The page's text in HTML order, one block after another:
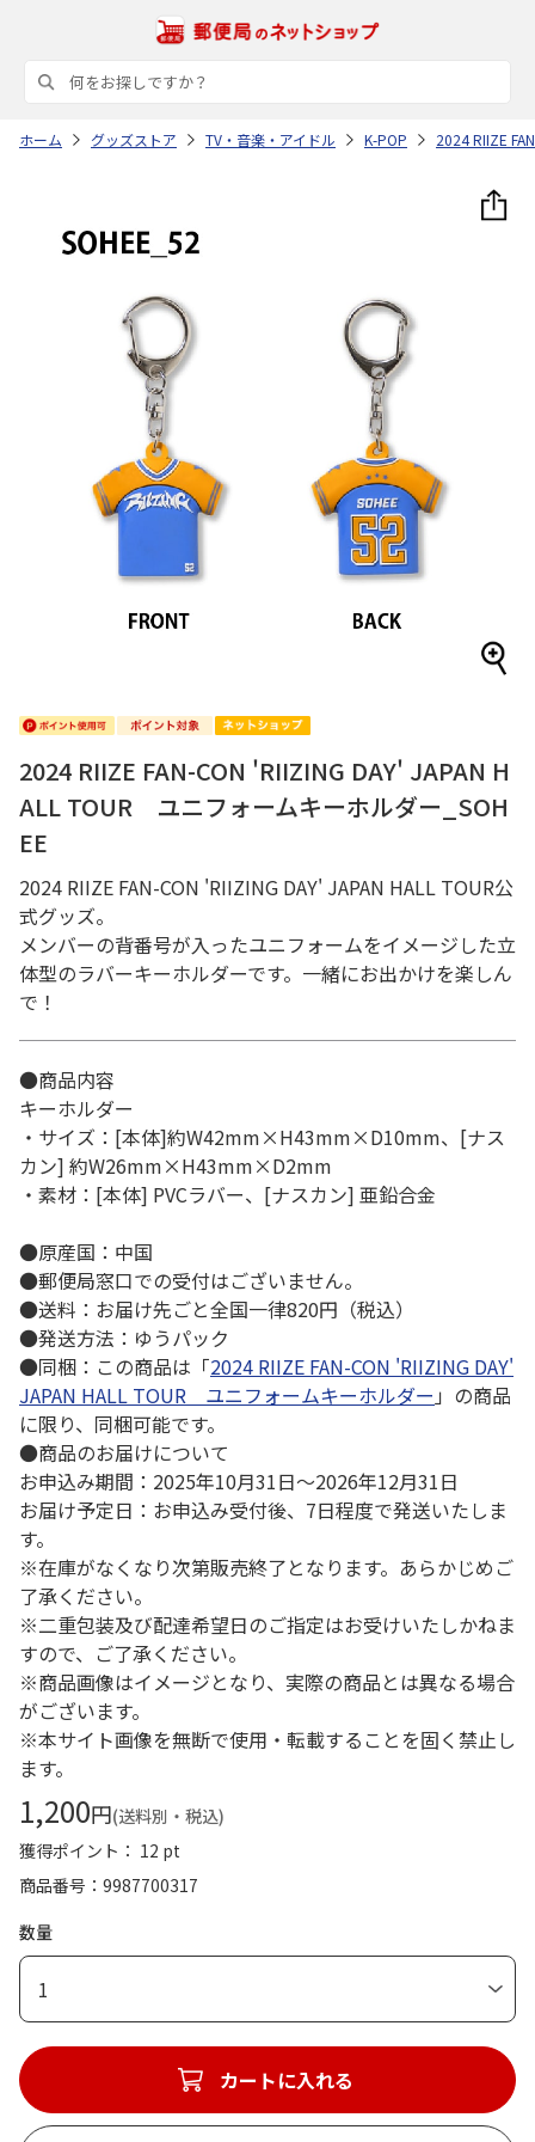
ホーム グッズストア TV・音楽・アイドル K-POP 2024 RIIZE
2024 RIIZE FAN-CON 'RIIZING DAY' JAPAN H
ALL TOUR ユニフォームキーホルダー_SOH
EE
2024 RIIZE FAN-CON 'RIIZING DAY' JAPAN HALL TOUR公
式グッズ。
メンバーの背番号が入ったユニフォームをイメージした立
体型のラバーキーホルダーです。一緒にお出かけを楽しん
で！
●商品内容
キーホルダー
・サイズ：[本体]約W42mm×H43mm×D10mm、[ナス
カン] 約W26mm×H43mm×D2mm
・素材：[本体] PVCラバー、[ナスカン] 亜鉛合金
●原産国：中国
●郵便局窓口での受付はございません。
●送料：お届け先ごと全国一律820円（税込）
●発送方法：ゆうパック
●同梱：この商品は「2024 RIIZE FAN-CON 'RIIZING DAY'
JAPAN HALL TOUR ユニフォームキーホルダー 」の商品
に限り、同梱可能です。
●商品のお届けについて
お申込み期間：2025年10月31日～2026年12月31日
お届け予定日：お申込み受付後、7日程度で発送いたしま
す。
※在庫がなくなり次第販売終了となります。あらかじめご
了承ください。
※二重包装及び配達希望日のご指定はお受けいたしかねま
すので、ご了承ください。
※商品画像はイメージとなり、実際の商品とは異なる場合
がございます。
※本サイト画像を無断で使用・転載することを固く禁止し
ます。
1,200円(送料別・税込)
獲得ポイント： 12 pt
商品番号
9987700317
数量
1
カートに入れる